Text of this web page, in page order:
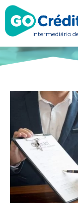
Intermediário